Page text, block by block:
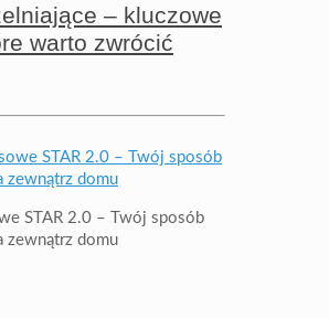
– kluczowe
warto zwrócić
STAR 2.0 – Twój sposób
zewnątrz domu